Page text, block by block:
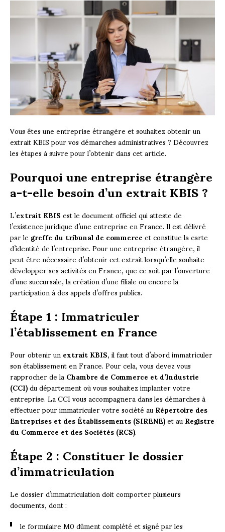
Vous êtes une entreprise étrangère et souhaitez obtenir un
extrait KBIS pour vos démarches administratives ? Découvrez
les étapes à suivre pour l’obtenir dans cet article.
Pourquoi une entreprise étrangère
a-t-elle besoin d’un extrait KBIS ?
L’extrait KBISest le document officiel qui atteste de
l’existence juridique d’une entreprise en France. Il est délivré
par legreffe du tribunal de commerceet constitue la carte
d’identité de l’entreprise. Pour une entreprise étrangère, il
peut être nécessaire d’obtenir cet extrait lorsqu’elle souhaite
développer ses activités en France, que ce soit par l’ouverture
d’une succursale, la création d’une filiale ou encore la
participation à des appels d’offres publics.
Étape 1 : Immatriculer
l’établissement en France
Pour obtenir unextrait KBIS, il faut tout d’abord immatriculer
son établissement en France. Pour cela, vous devez vous
rapprocher de laChambre de Commerce et d’Industrie
(CCI)du département où vous souhaitez implanter votre
entreprise. La CCI vous accompagnera dans les démarches à
effectuer pour immatriculer votre société auRépertoire des
Entreprises et des Établissements (SIRENE)et auRegistre
du Commerce et des Sociétés (RCS).
Étape 2 : Constituer le dossier
d’immatriculation
Le dossier d’immatriculation doit comporter plusieurs
documents, dont :
le formulaire M0 dûment complété et signé par les